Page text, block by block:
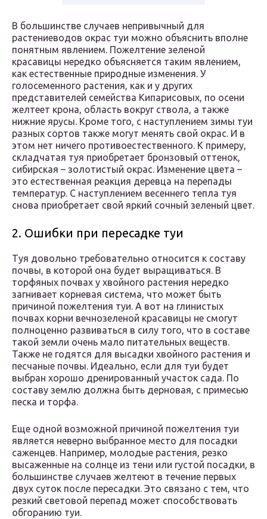
В большинстве случаев непривычный для
растениеводов окрас туи можно объяснить вполне
понятным явлением. Пожелтение зеленой
красавицы нередко объясняется таким явлением,
как естественные природные изменения. У
голосеменного растения, как и у других
представителей семейства Кипарисовых, по осени
желтеет крона, область вокруг ствола, а также
нижние ярусы. Кроме того, с наступлением зимы туи
разных сортов также могут менять свой окрас. И в
этом нет ничего противоестественного. К примеру,
складчатая туя приобретает бронзовый оттенок,
сибирская – золотистый окрас. Изменение цвета –
это естественная реакция деревца на перепады
температур. С наступлением весеннего тепла туя
снова приобретает свой яркий сочный зеленый цвет.
2. Ошибки при пересадке туи
Туя довольно требовательно относится к составу
почвы, в которой она будет выращиваться. В
торфяных почвах у хвойного растения нередко
загнивает корневая система, что может быть
причиной пожелтения туи. А вот на глинистых
почвах корни вечнозеленой красавицы не смогут
полноценно развиваться в силу того, что в составе
такой земли очень мало питательных веществ.
Также не годятся для высадки хвойного растения и
песчаные почвы. Идеально, если для туи будет
выбран хорошо дренированный участок сада. По
составу землю должна быть дерновая, с примесью
песка и торфа.
Еще одной возможной причиной пожелтения туи
является неверно выбранное место для посадки
саженцев. Например, молодые растения, резко
высаженные на солнце из тени или густой посадки, в
большинстве случаев желтеют в течение первых
двух суток после пересадки. Это связано с тем, что
резкий световой перепад может способствовать
обгоранию туи.